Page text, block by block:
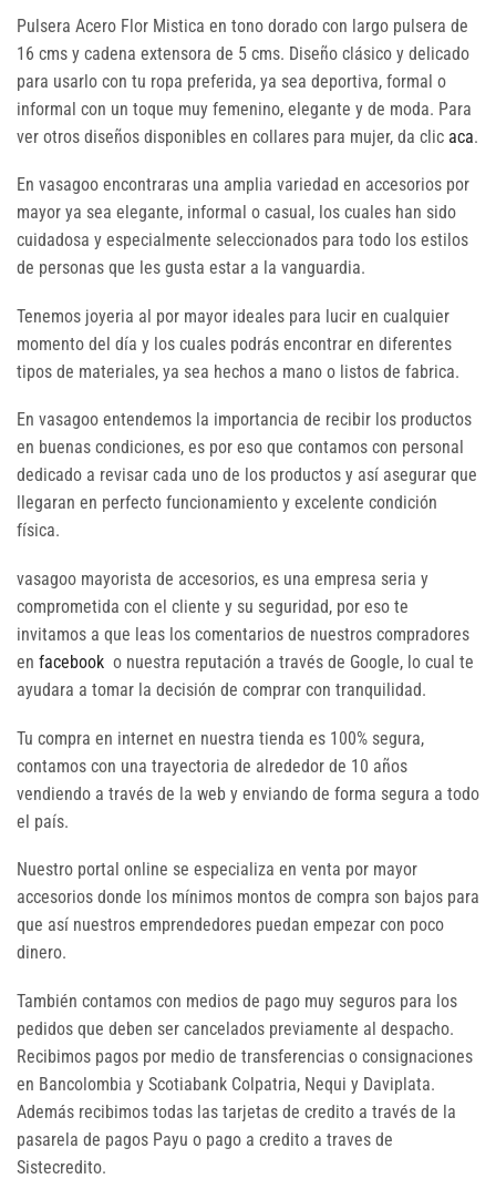
Pulsera Acero Flor Mistica en tono dorado con largo pulsera de
16 cms y cadena extensora de 5 cms. Diseño clásico y delicado
para usarlo con tu ropa preferida, ya sea deportiva, formal o
informal con un toque muy femenino, elegante y de moda. Para
ver otros diseños disponibles en collares para mujer, da clic aca.
En vasagoo encontraras una amplia variedad en accesorios por
mayor ya sea elegante, informal o casual, los cuales han sido
cuidadosa y especialmente seleccionados para todo los estilos
de personas que les gusta estar a la vanguardia.
Tenemos joyeria al por mayor ideales para lucir en cualquier
momento del día y los cuales podrás encontrar en diferentes
tipos de materiales, ya sea hechos a mano o listos de fabrica.
En vasagoo entendemos la importancia de recibir los productos
en buenas condiciones, es por eso que contamos con personal
dedicado a revisar cada uno de los productos y así asegurar que
llegaran en perfecto funcionamiento y excelente condición
física.
vasagoo mayorista de accesorios, es una empresa seria y
comprometida con el cliente y su seguridad, por eso te
invitamos a que leas los comentarios de nuestros compradores
en facebook o nuestra reputación a través de Google, lo cual te
ayudara a tomar la decisión de comprar con tranquilidad.
Tu compra en internet en nuestra tienda es 100% segura,
contamos con una trayectoria de alrededor de 10 años
vendiendo a través de la web y enviando de forma segura a todo
el país.
Nuestro portal online se especializa en venta por mayor
accesorios donde los mínimos montos de compra son bajos para
que así nuestros emprendedores puedan empezar con poco
dinero.
También contamos con medios de pago muy seguros para los
pedidos que deben ser cancelados previamente al despacho.
Recibimos pagos por medio de transferencias o consignaciones
en Bancolombia y Scotiabank Colpatria, Nequi y Daviplata.
Además recibimos todas las tarjetas de credito a través de la
pasarela de pagos Payu o pago a credito a traves de
Sistecredito.